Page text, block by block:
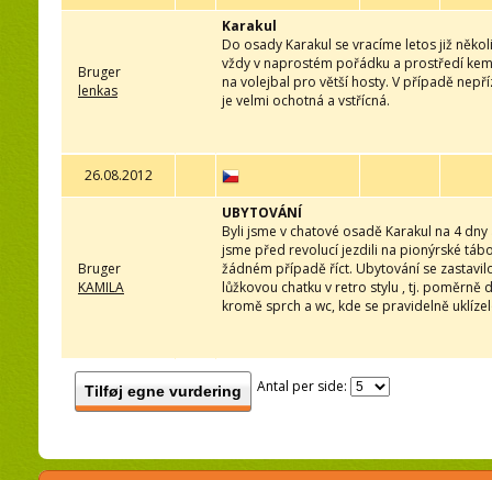
Bruger
lenkas
Karakul
Do osady Karakul se vracíme letos již
vždy v naprostém pořádku a prostředí
na volejbal pro větší hosty. V případě
je velmi ochotná a vstřícná.
26.08.2012
Bruger
KAMILA
UBYTOVÁNÍ
Byli jsme v chatové osadě Karakul na 4
jsme před revolucí jezdili na pionýrské
žádném případě říct. Ubytování se
lůžkovou chatku v retro stylu , tj. poměrně
kromě sprch a wc, kde se pravidelně
Tilføj egne vurdering Antal per side: